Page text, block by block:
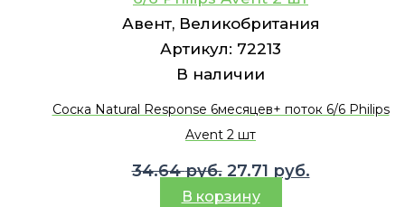
Авент, Великобритания
Артикул: 72213
В наличии
Соска Natural Response 6месяцев+ поток 6/6 Philips
Avent 2 шт
34.64руб. Первоначальная
цена
27.71 руб.Текущая
В корзину